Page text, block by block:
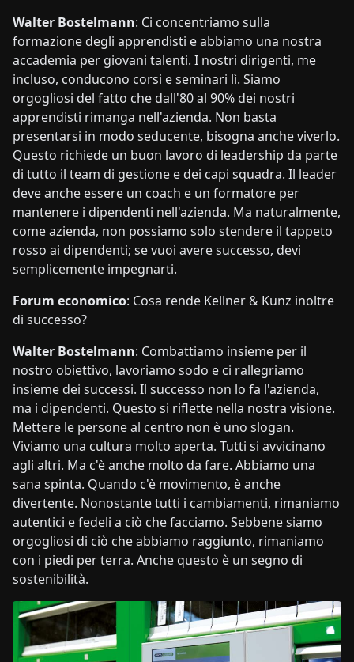
Walter Bostelmann: Ci concentriamo sulla
formazione degli apprendisti e abbiamo una nostra
accademia per giovani talenti. I nostri dirigenti, me
incluso, conducono corsi e seminari lì. Siamo
orgogliosi del fatto che dall'80 al 90% dei nostri
apprendisti rimanga nell'azienda. Non basta
presentarsi in modo seducente, bisogna anche viverlo.
Questo richiede un buon lavoro di leadership da parte
di tutto il team di gestione e dei capi squadra. Il leader
deve anche essere un coach e un formatore per
mantenere i dipendenti nell'azienda. Ma naturalmente,
come azienda, non possiamo solo stendere il tappeto
rosso ai dipendenti; se vuoi avere successo, devi
semplicemente impegnarti.
Forum economico: Cosa rende Kellner & Kunz inoltre
di successo?
Walter Bostelmann: Combattiamo insieme per il
nostro obiettivo, lavoriamo sodo e ci rallegriamo
insieme dei successi. Il successo non lo fa l'azienda,
ma i dipendenti. Questo si riflette nella nostra visione.
Mettere le persone al centro non è uno slogan.
Viviamo una cultura molto aperta. Tutti si avvicinano
agli altri. Ma c'è anche molto da fare. Abbiamo una
sana spinta. Quando c'è movimento, è anche
divertente. Nonostante tutti i cambiamenti, rimaniamo
autentici e fedeli a ciò che facciamo. Sebbene siamo
orgogliosi di ciò che abbiamo raggiunto, rimaniamo
con i piedi per terra. Anche questo è un segno di
sostenibilità.